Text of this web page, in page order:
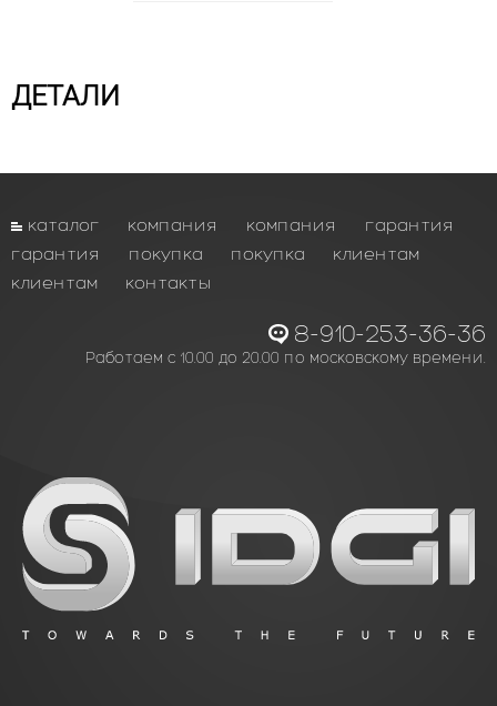
ДЕТАЛИ
каталог компания компания
гарантия
гарантия
покупка покупка
клиентам
клиентам
контакты
8-910-253-36-36
Работаем с 10.00 до 20.00 по московскому времени.